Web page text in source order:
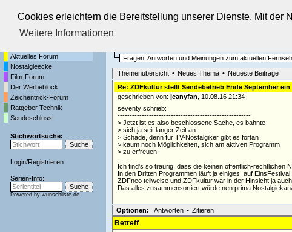
Cookies erleichtern die Bereitstellung unserer Dienste. Mit der
Weitere Informationen
Die Fernseh-Diskussionsforen von
Aktuelles Forum
Nostalgieecke
Film-Forum
Der Werbeblock
Zeichentrick-Forum
Ratgeber Technik
Sendeschluss!
Stichwortsuche:
Login/Registrieren
Serien-Info:
Powered by wunschliste.de
Fragen, Antworten und Meinungen zum aktuellen
Themenübersicht • Neues Thema • Neueste Beiträge
Re: ZDFkultur stellt Sendebetrieb Ende September ein
geschrieben von: jeanyfan, 10.08.16 21:34
seventy schrieb:
-------------------------------------------------------
> Jetzt ist es also beschlossene Sache, es bahnte
> sich ja seit langer Zeit an.
> Schade, denn für TV-Nostalgiker gibt es fortan
> kaum noch Möglichkeiten, sich am aktiven Programm
> zu erfreuen.
Ich find's so traurig, dass die keinen öffentlich-rechtlichen
In den Dritten Programmen läuft ja einiges, auf
ZDFneo teilweise und ZDFkultur war in der Hinsicht ja
Das alles zusammensortiert würde nen prima
Optionen: Antworten • Zitieren
Betreff